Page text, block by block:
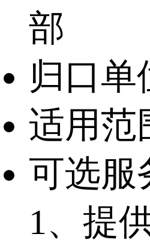
部
归口单
适用范
可选服
1、提